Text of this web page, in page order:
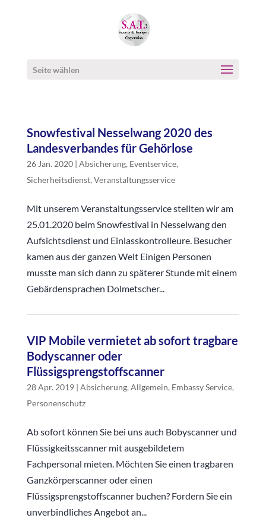
Seite wählen
Snowfestival Nesselwang 2020 des
Landesverbandes für Gehörlose
26 Jan. 2020| Absicherung, Eventservice,
Sicherheitsdienst, Veranstaltungsservice
Mit unserem Veranstaltungsservice stellten wir am
25.01.2020 beim Snowfestival in Nesselwang den
Aufsichtsdienst und Einlasskontrolleure. Besucher
kamen aus der ganzen Welt Einigen Personen
musste man sich dann zu späterer Stunde mit einem
Gebärdensprachen Dolmetscher...
VIP Mobile vermietet ab sofort tragbare
Bodyscanner oder
Flüssigsprengstoffscanner
28 Apr. 2019| Absicherung, Allgemein, Embassy Service,
Personenschutz
Ab sofort können Sie bei uns auch Bobyscanner und
Flüssigkeitsscanner mit ausgebildetem
Fachpersonal mieten. Möchten Sie einen tragbaren
Ganzkörperscanner oder einen
Flüssigsprengstoffscanner buchen? Fordern Sie ein
unverbindliches Angebot an...